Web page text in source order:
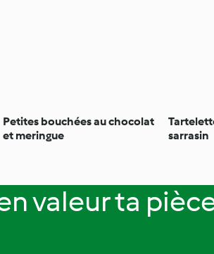
Petites bouchées au chocolat
et meringue
sarrasin
valeur ta